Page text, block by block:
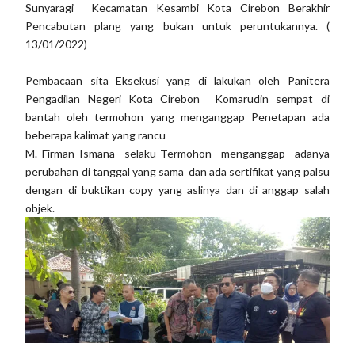
Sunyaragi Kecamatan Kesambi Kota Cirebon Berakhir
Pencabutan plang yang bukan untuk peruntukannya. (
13/01/2022)
Pembacaan sita Eksekusi yang di lakukan oleh Panitera
Pengadilan Negeri Kota Cirebon Komarudin sempat di
bantah oleh termohon yang menganggap Penetapan ada
beberapa kalimat yang rancu
M. Firman Ismana selaku Termohon menganggap adanya
perubahan di tanggal yang sama dan ada sertifikat yang palsu
dengan di buktikan copy yang aslinya dan di anggap salah
objek.